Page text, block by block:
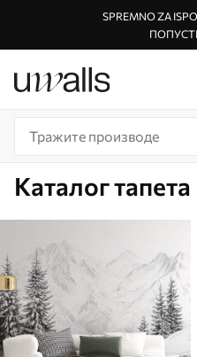
SPREMNO ZA
Каталог тапета